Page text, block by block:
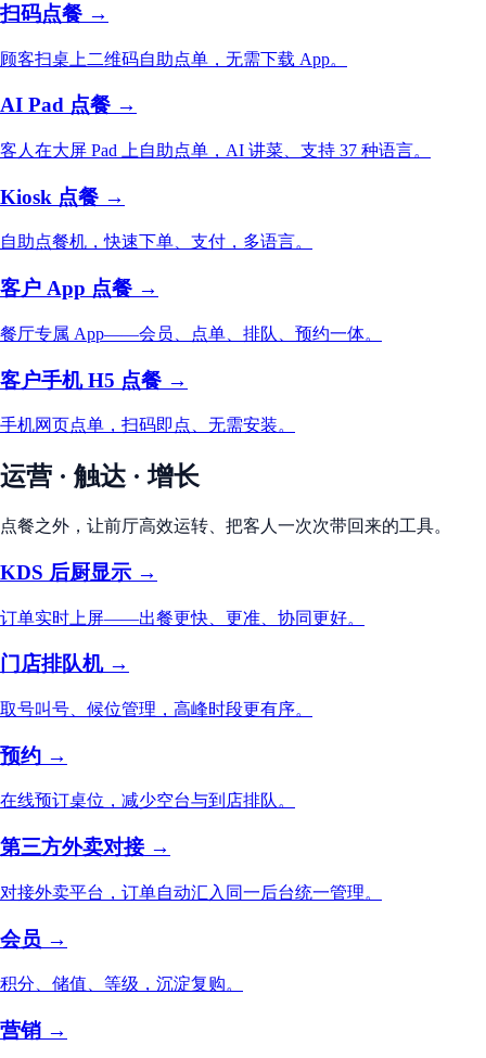
扫码点餐 →
顾客扫桌上二维码自助点单，无需下载 App。
AI Pad 点餐 →
客人在大屏 Pad 上自助点单，AI 讲菜、支持 37 种语言。
Kiosk 点餐 →
自助点餐机，快速下单、支付，多语言。
客户 App 点餐 →
餐厅专属 App——会员、点单、排队、预约一体。
客户手机 H5 点餐 →
手机网页点单，扫码即点、无需安装。
运营 · 触达 · 增长
点餐之外，让前厅高效运转、把客人一次次带回来的工具。
KDS 后厨显示 →
订单实时上屏——出餐更快、更准、协同更好。
门店排队机 →
取号叫号、候位管理，高峰时段更有序。
预约 →
在线预订桌位，减少空台与到店排队。
第三方外卖对接 →
对接外卖平台，订单自动汇入同一后台统一管理。
会员 →
积分、储值、等级，沉淀复购。
营销 →